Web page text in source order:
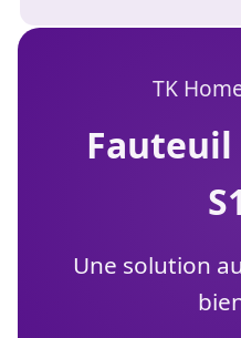
TK
fauteuil élévateur
Une solution